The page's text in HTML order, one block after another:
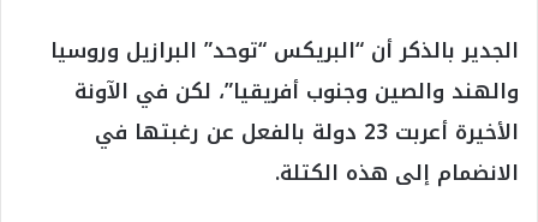
الجدير بالذكر أن “البريكس “توحد” البرازيل وروسيا
والهند والصين وجنوب أفريقيا”، لكن في الآونة
الأخيرة أعربت 23 دولة بالفعل عن رغبتها في
الانضمام إلى هذه الكتلة.